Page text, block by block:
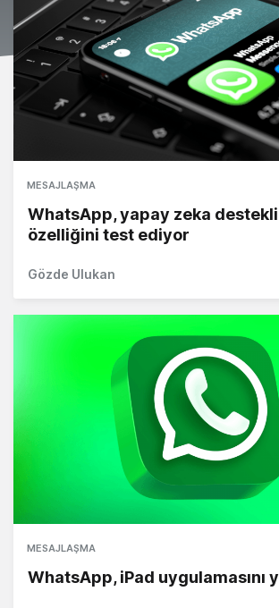
MESAJLAŞMA
WhatsApp, yapay zeka
özelliğini test ediyor
Gözde Ulukan
MESAJLAŞMA
WhatsApp, iPad uygulamasını